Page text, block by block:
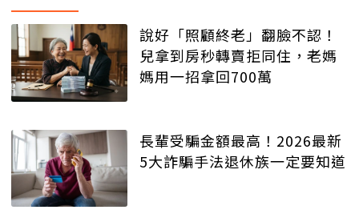
說好「照顧終老」翻臉不認！
兒拿到房秒轉賣拒同住，老媽
媽用一招拿回700萬
長輩受騙金額最高！2026最新
5大詐騙手法退休族一定要知道